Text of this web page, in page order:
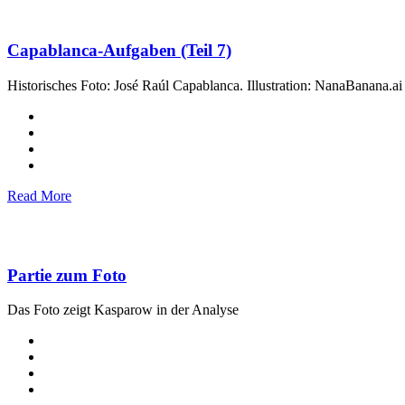
Capablanca-Aufgaben (Teil 7)
Historisches Foto: José Raúl Capablanca. Illustration:
Read More
Partie zum Foto
Das Foto zeigt Kasparow in der Analyse